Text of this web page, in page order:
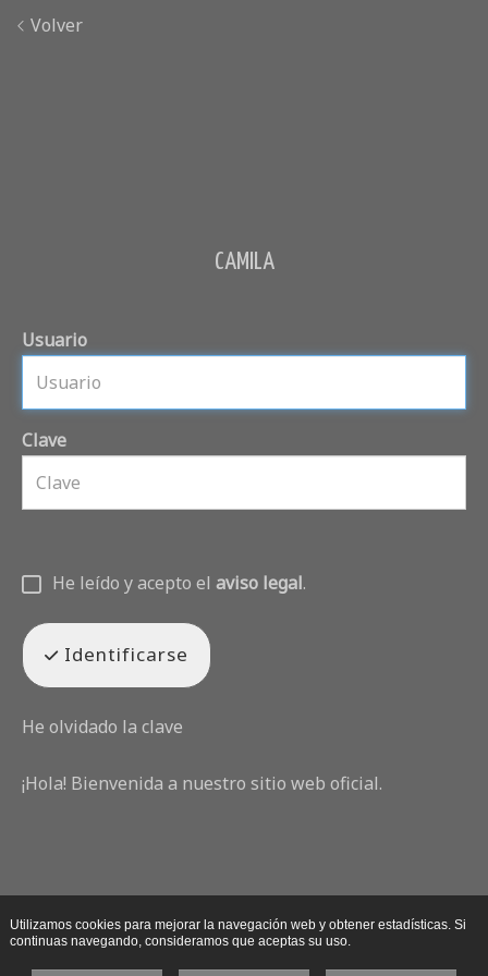
Volver
CAMILA
Usuario
Clave
He leído y acepto el aviso legal.
Identificarse
He olvidado la clave
¡Hola! Bienvenida a nuestro sitio web oficial.
Utilizamos cookies para mejorar la navegación web y obtener estadísticas. Si
continuas navegando, consideramos que aceptas su uso.